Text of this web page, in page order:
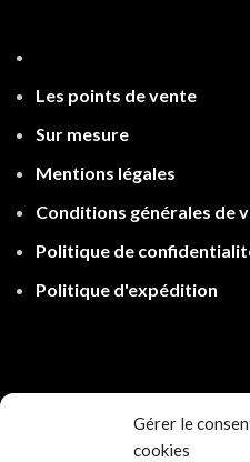
Gérer le
cookies
Les points de vente
Sur mesure
Mentions légales
Conditions générales de
Politique de
Politique d'expédition